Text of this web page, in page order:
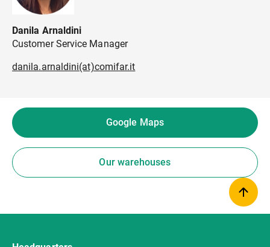
Danila Arnaldini
Customer Service Manager
danila.arnaldini(at)comifar.it
Google Maps
Our warehouses